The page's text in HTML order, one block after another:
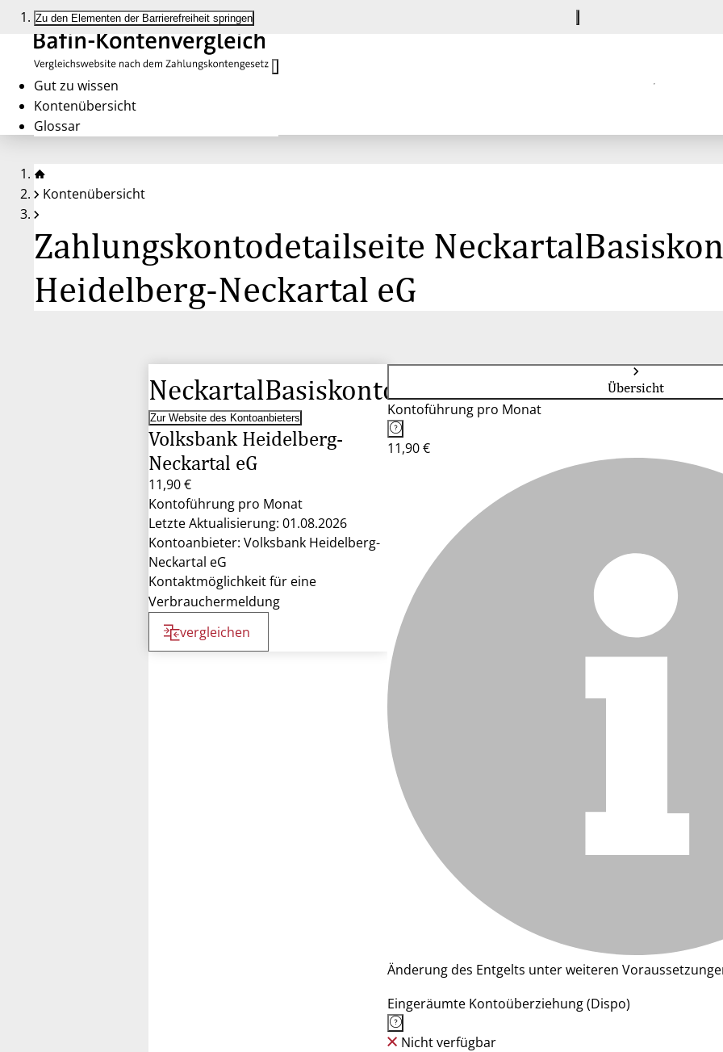
Zu den Elementen der Barrierefreiheit springen
Gut zu wissen
Kontenübersicht
Glossar
Kontenübersicht
Zahlungskontodetailseite
Heidelberg-Neckartal eG
NeckartalBasiskonto
Zur Website des Kontoanbieters
Volksbank Heidelberg-
Neckartal eG
11,90 €
Kontoführung pro Monat
Letzte Aktualisierung: 01.08.2026
Kontoanbieter: Volksbank Heidelberg-
Neckartal eG
Kontaktmöglichkeit für eine
Verbrauchermeldung
vergleichen
Übersicht
Kontoführung pro Monat
11,90 €
Änderung des Entgelts unter weiteren
Eingeräumte Kontoüberziehung (Dispo)
Nicht verfügbar